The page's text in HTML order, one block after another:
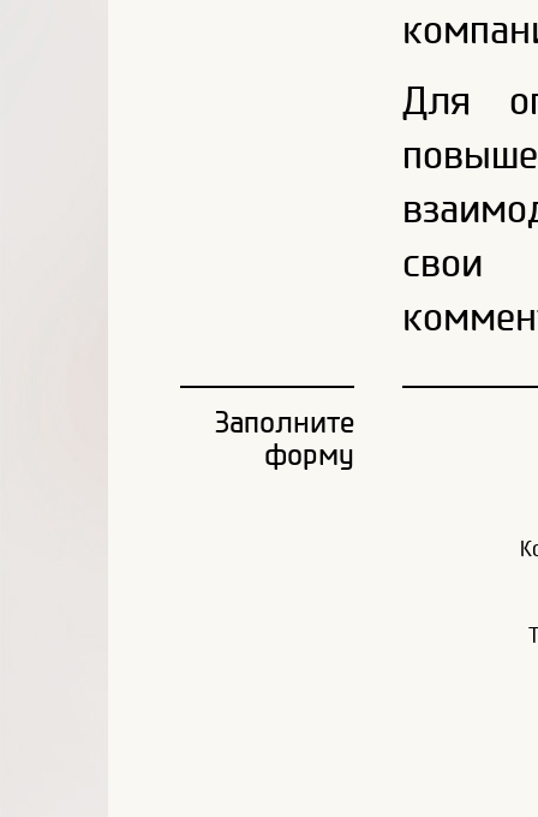
Для
свои
Заполните
форму